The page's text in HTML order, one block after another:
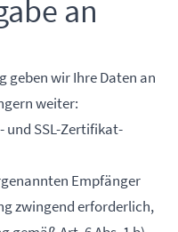
an
geben wir Ihre Daten an
weiter:
und SSL-Zertifikat-
Empfänger
zwingend erforderlich,